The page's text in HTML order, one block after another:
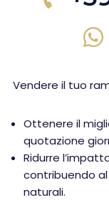
Vendere il tuo
Ottenere il
quotazione
Ridurre
contribuendo al
naturali.